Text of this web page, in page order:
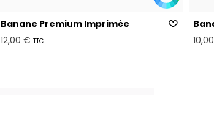
Banane Premium Imprimée
12,00 € TTC